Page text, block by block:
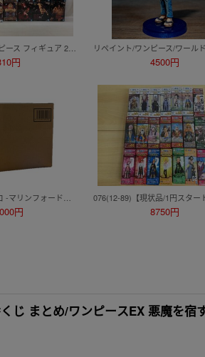
円 4500円
円 8750円
じ まとめ/ワンピースEX 悪魔を